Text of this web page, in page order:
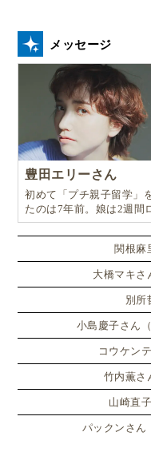
メッセージ
豊田エリーさん
初めて「プチ親子留学」
たのは7年前。娘は2週間
ンドンのサマースクール
い、英語劇に挑戦したり
関根麻
大橋マキさ
別所
小島慶子さん
コウケン
竹内薫さ
山崎直
パックンさん